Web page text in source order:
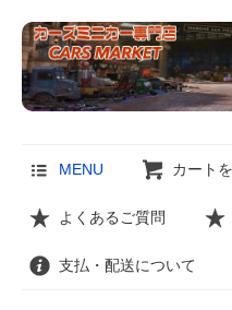
MENU カート
よくあるご質問
支払・配送について